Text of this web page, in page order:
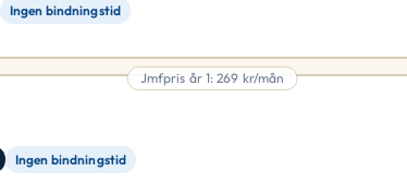
Ingen bindningstid
Ingen bindningstid
Jmfpris år 1: 269 kr/mån